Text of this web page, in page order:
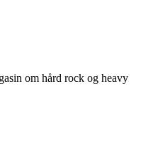
om hård rock og heavy